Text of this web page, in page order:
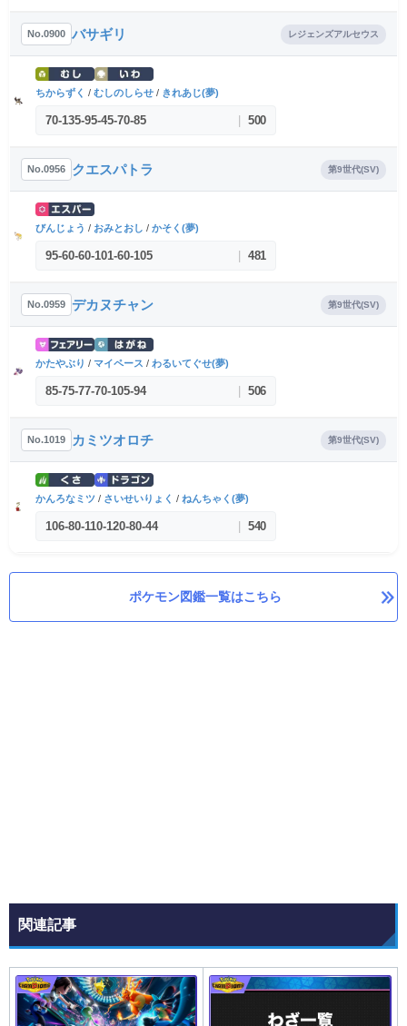
No.0900 バサギリ レジェンズアルセウス
ちからずく / むしのしらせ / きれあじ(夢)
70-135-95-45-70-85 500
No.0956 クエスパトラ 第9世代(SV)
びんじょう / おみとおし / かそく(夢)
95-60-60-101-60-105 481
No.0959 デカヌチャン 第9世代(SV)
かたやぶり / マイペース / わるいてぐせ(夢)
85-75-77-70-105-94 506
No.1019 カミツオロチ 第9世代(SV)
かんろなミツ / さいせいりょく / ねんちゃく(夢)
106-80-110-120-80-44 540
ポケモン図鑑一覧はこちら
関連記事